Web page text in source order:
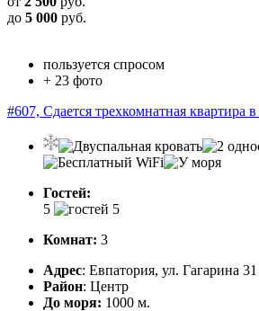
до 5 000 руб.
пользуется спросом
+ 23 фото
#607, Сдается трехкомнатная квартира
Гостей:
5
Комнат: 3
Адрес: Евпатория, ул. Гагарина 31
Район: Центр
До моря: 1000 м.